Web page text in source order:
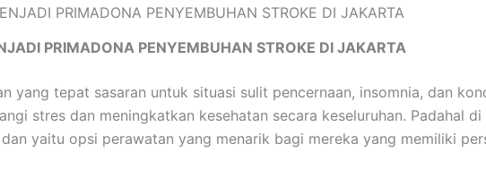
PRIMADONA PENYEMBUHAN STROKE DI JAKARTA
yang tepat sasaran untuk situasi sulit pencernaan, insomnia, dan
stres dan meningkatkan kesehatan secara keseluruhan. Padahal
yaitu opsi perawatan yang menarik bagi mereka yang memiliki